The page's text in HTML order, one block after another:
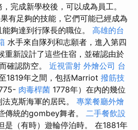
完成新學校後，可以成為員工。
有足夠的技能，它們可能已經成為
夠達到行隊長的職位。 高雄的台
水手來自隊列和志願者，進入第四
重新設計了這些住宿，並確認由於
確認防空。 近視雷射 外燴公司 台
1819年之間，包括Marriot 撥筋技
肉毒桿菌 1778年）在內的幾位
克斯海軍的居民。 專業餐廳外燴
傳統的gombey舞者。 二手餐飲設
是（有時）遊輪停泊時。 在1881年